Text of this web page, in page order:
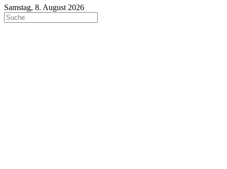
Samstag, 8. August 2026